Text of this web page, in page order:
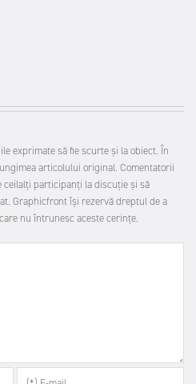
exprimate să fie scurte şi la obiect. În
articolului original. Comentatorii
participanţi la discuţie şi să
Graphicfront îşi rezervă dreptul de a
nu întrunesc aceste cerinţe.